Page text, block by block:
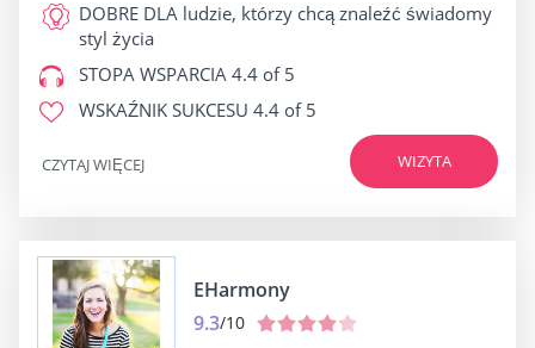
DOBRE DLA ludzie, którzy chcą znaleźć świadomy
styl życia
STOPA WSPARCIA 4.4 of 5
WSKAŹNIK SUKCESU 4.4 of 5
WIZYTA
CZYTAJ WIĘCEJ
EHarmony
9.3/10